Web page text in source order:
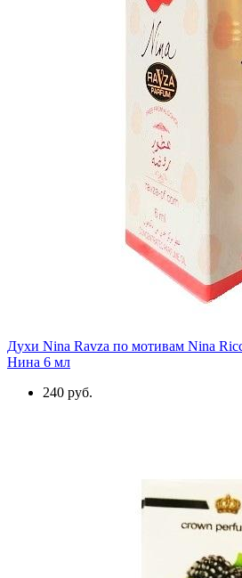
Духи Nina Ravza по мотивам Nina
Нина 6 мл
240 руб.